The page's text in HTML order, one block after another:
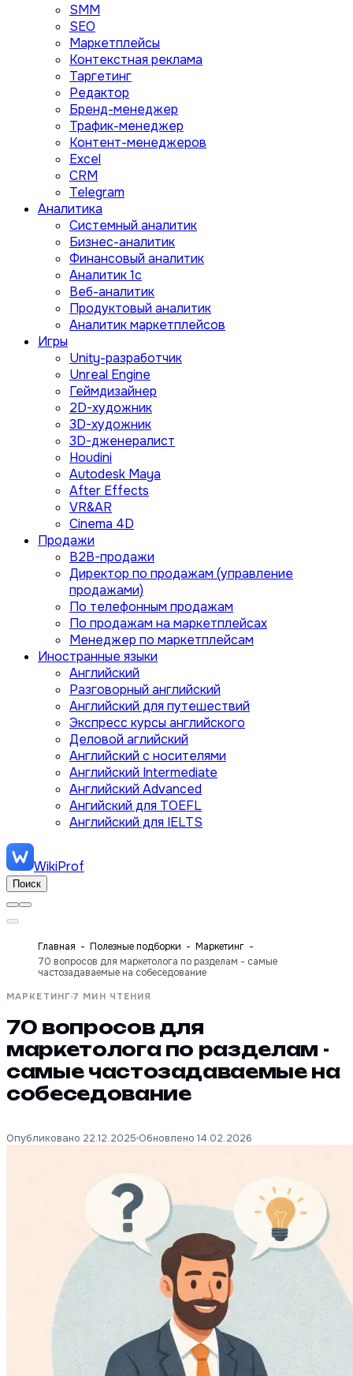
SMM
SEO
Маркетплейсы
Контекстная реклама
Таргетинг
Редактор
Бренд-менеджер
Трафик-менеджер
Контент-менеджеров
Excel
CRM
Telegram
Аналитика
Системный аналитик
Бизнес-аналитик
Финансовый аналитик
Aналитик 1с
Веб-аналитик
Продуктовый аналитик
Аналитик маркетплейсов
Игры
Unity-разработчик
Unreal Engine
Геймдизайнер
2D-художник
3D-художник
3D-дженералист
Houdini
Autodesk Maya
After Effects
VR&AR
Cinema 4D
Продажи
B2B-продажи
Директор по продажам (управление
продажами)
По телефонным продажам
По продажам на маркетплейсах
Менеджер по маркетплейсам
Иностранные языки
Английский
Разговорный английский
Английский для путешествий
Экспресс курсы английского
Деловой аглийский
Английский с носителями
Английский Intermediate
Английский Advanced
Ангийский для TOEFL
Английский для IELTS
WikiProf
Поиск
Главная Полезные подборки
Маркетинг
70 вопросов для маркетолога по разделам - самые
частозадаваемые на собеседование
МАРКЕТИНГ 7 МИН ЧТЕНИЯ
70 вопросов для
маркетолога по разделам -
самые частозадаваемые на
собеседование
Опубликовано 22.12.2025 Обновлено 14.02.2026